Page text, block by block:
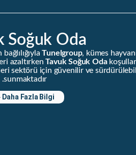
Soğuk Oda
Tunelgroup, kümes
azaltırkenTavuk Soğuk Oda
sektörü için güvenilir ve
sunmaktadır.
Daha Fazla Bilgi